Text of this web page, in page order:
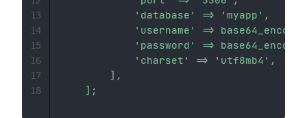
            'database' => 'myapp',
'username' =>
'password' =>
            'charset' => 'utf8mb4',
        ],
    ];
13
14
15
16
17
18